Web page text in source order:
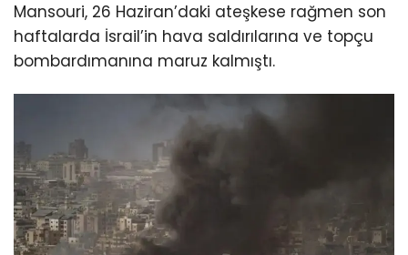
Mansouri, 26 Haziran’daki ateşkese rağmen son
haftalarda İsrail’in hava saldırılarına ve topçu
bombardımanına maruz kalmıştı.